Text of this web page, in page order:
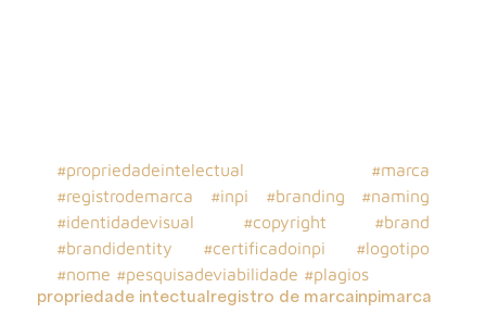
#propriedadeintelectual
#marca
#registrodemarca
#inpi #branding
#naming
#identidadevisual
#copyright
#brand
#brandidentity
#certificadoinpi
#logotipo
#nome #pesquisadeviabilidade #plagios
propriedade intectualregistro de marcainpimarca